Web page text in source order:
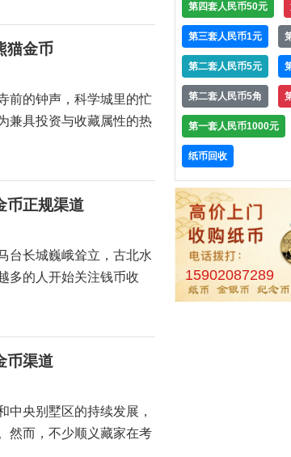
猫金币
前的钟声，科学城里的忙
兼具投资与收藏属性的热
币正规渠道
台长城巍峨耸立，古北水
多的人开始关注钱币收
币渠道
中央别墅区的持续发展，
然而，不少顺义藏家在考
第四套人民币50元
第三套人民币1元
第二套人民币5元
第二套人民币5角
第一套人民币1000元
纸币回收
15902087289